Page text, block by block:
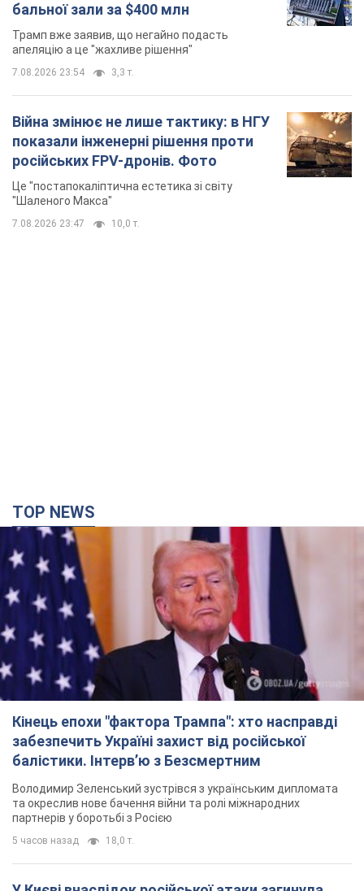
бальної зали за $400 млн
Трамп вже заявив, що негайно подасть
апеляцію а це "жахливе рішення"
7.08.2026 23:54 3,3 т.
Війна змінює не лише тактику: в НГУ
показали інженерні рішення проти
російських FPV-дронів. Фото
Це "постапокаліптична естетика зі світу
"Шаленого Макса"
7.08.2026 23:47 10,0 т.
TOP NEWS
Кінець епохи "фактора Трампа": хто насправді
забезпечить Україні захист від російської
балістики. Інтерв’ю з Безсмертним
Володимир Зеленський зустрівся з українським дипломата
та окреслив нове бачення війни та ролі міжнародних
партнерів у боротьбі з Росією
5 часов назад 18,0 т.